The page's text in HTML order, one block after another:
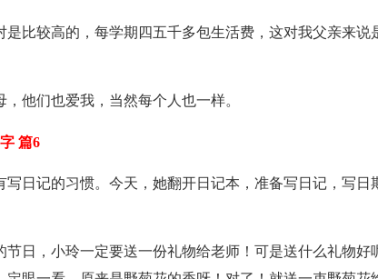
是比较高的，每学期四五千多包生活费，这对我父亲来说
，他们也爱我，当然每个人也一样。
篇6
写日记的习惯。今天，她翻开日记本，准备写日记，写日
节日，小玲一定要送一份礼物给老师！可是送什么礼物好